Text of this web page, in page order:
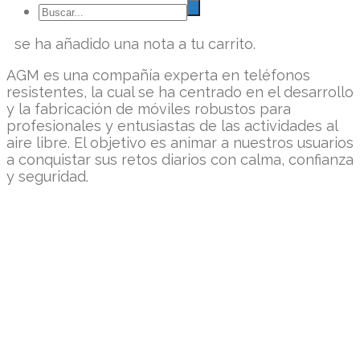
se ha añadido una nota a tu carrito.
AGM es una compañía experta en teléfonos
resistentes, la cual se ha centrado en el desarrollo
y la fabricación de móviles robustos para
profesionales y entusiastas de las actividades al
aire libre. El objetivo es animar a nuestros usuarios
a conquistar sus retos diarios con calma, confianza
y seguridad.